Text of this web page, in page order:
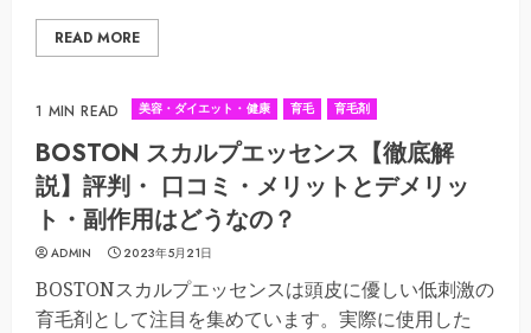
READ MORE
1 MIN READ 美容・ダイエット・健康 育毛 育毛剤
BOSTON スカルプエッセンス【徹底解
説】評判・ 口コミ・メリットとデメリッ
ト・副作用はどうなの？
ADMIN 2023年5月21日
BOSTONスカルプエッセンスは頭皮に優しい低刺激の
育毛剤として注目を集めています。実際に使用した